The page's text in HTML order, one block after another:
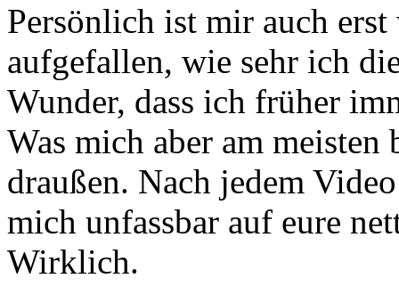
Persönlich ist mir auch
aufgefallen, wie sehr ich
Wunder, dass ich früher
Was mich aber am meisten
draußen. Nach jedem
mich unfassbar auf eure
Wirklich.